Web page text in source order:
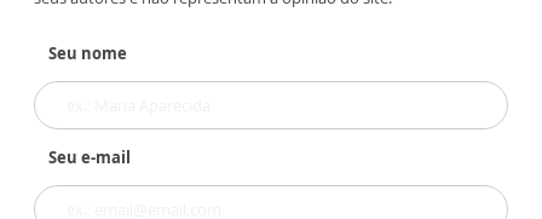
Seu nome
Seu e-mail